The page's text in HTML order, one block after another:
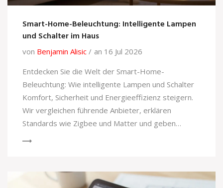
Smart-Home-Beleuchtung: Intelligente Lampen
und Schalter im Haus
von Benjamin Alisic
an 16 Jul 2026
Entdecken Sie die Welt der Smart-Home-
Beleuchtung: Wie intelligente Lampen und Schalter
Komfort, Sicherheit und Energieeffizienz steigern.
Wir vergleichen führende Anbieter, erklären
Standards wie Zigbee und Matter und geben